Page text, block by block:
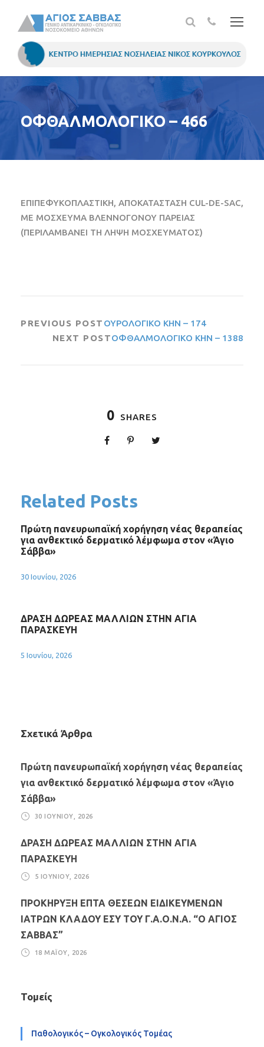
ΟΦΘΑΛΜΟΛΟΓΙΚΟ – 466
ΕΠΙΠΕΦΥΚΟΠΛΑΣΤΙΚΗ, ΑΠΟΚΑΤΑΣΤΑΣΗ CUL-DE-SAC,
ΜΕ ΜΟΣΧΕΥΜΑ ΒΛΕΝΝΟΓΟΝΟΥ ΠΑΡΕΙΑΣ
(ΠΕΡΙΛΑΜΒΑΝΕΙ ΤΗ ΛΗΨΗ ΜΟΣΧΕΥΜΑΤΟΣ)
PREVIOUS POST ΟΥΡΟΛΟΓΙΚΟ ΚΗΝ – 174
NEXT POSTΟΦΘΑΛΜΟΛΟΓΙΚΟ ΚΗΝ – 1388
0 SHARES
Related Posts
Πρώτη πανευρωπαϊκή χορήγηση νέας θεραπείας
για ανθεκτικό δερματικό λέμφωμα στον «Άγιο
Σάββα»
30 Ιουνίου, 2026
ΔΡΑΣΗ ΔΩΡΕΑΣ ΜΑΛΛΙΩΝ ΣΤΗΝ ΑΓΙΑ
ΠΑΡΑΣΚΕΥΗ
5 Ιουνίου, 2026
Σχετικά Άρθρα
Πρώτη πανευρωπαϊκή χορήγηση νέας θεραπείας
για ανθεκτικό δερματικό λέμφωμα στον «Άγιο
Σάββα»
30 ΙΟΥΝΊΟΥ, 2026
ΔΡΑΣΗ ΔΩΡΕΑΣ ΜΑΛΛΙΩΝ ΣΤΗΝ ΑΓΙΑ
ΠΑΡΑΣΚΕΥΗ
5 ΙΟΥΝΊΟΥ, 2026
ΠΡΟΚΗΡΥΞΗ ΕΠΤΑ ΘΕΣΕΩΝ ΕΙΔΙΚΕΥΜΕΝΩΝ
ΙΑΤΡΩΝ ΚΛΑΔΟΥ ΕΣΥ ΤΟΥ Γ.Α.Ο.Ν.Α. “Ο ΑΓΙΟΣ
ΣΑΒΒΑΣ”
18 ΜΑΪ́ΟΥ, 2026
Τομείς
Παθολογικός – Ογκολογικός Τομέας